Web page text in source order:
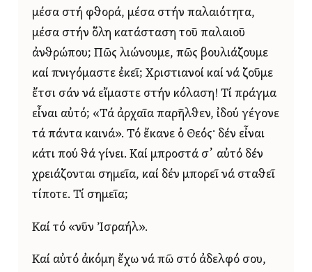
μέσα στή φθορά, μέσα στήν παλαιότητα,
μέσα στήν ὅλη κατάσταση τοῦ παλαιοῦ
ἀνθρώπου; Πῶς λιώνουμε, πῶς βουλιάζουμε
καί πνιγόμαστε ἐκεῖ; Χριστιανοί καί νά ζοῦμε
ἔτσι σάν νά εἴμαστε στήν κόλαση! Τί πράγμα
εἶναι αὐτό; «Τά ἀρχαῖα παρῆλθεν, ἰδού γέγονε
τά πάντα καινά». Τό ἔκανε ὁ Θεός· δέν εἶναι
κάτι πού θά γίνει. Καί μπροστά σ᾿ αὐτό δέν
χρειάζονται σημεῖα, καί δέν μπορεῖ νά σταθεῖ
τίποτε. Τί σημεῖα;
Καί τό «νῦν Ἰσραήλ».
Καί αὐτό ἀκόμη ἔχω νά πῶ στό ἀδελφό σου,